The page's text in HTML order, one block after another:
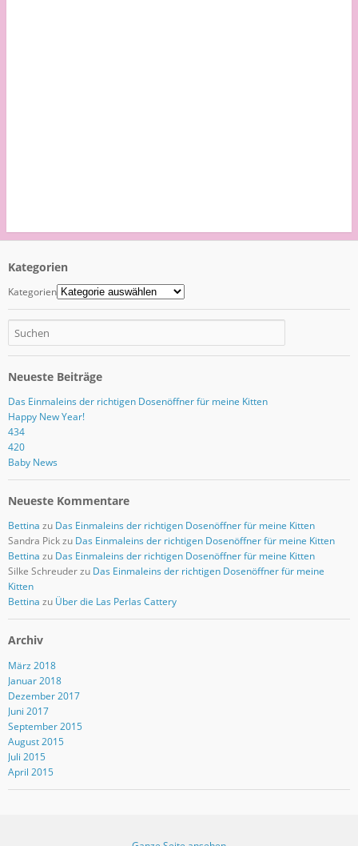
Kategorien
Kategorien
Neueste Beiträge
Das Einmaleins der richtigen Dosenöffner für meine Kitten
Happy New Year!
434
420
Baby News
Neueste Kommentare
Bettina zu Das Einmaleins der richtigen Dosenöffner für meine Kitten
Sandra Pickzu Das Einmaleins der richtigen Dosenöffner für meine Kitten
Bettina zu Das Einmaleins der richtigen Dosenöffner für meine Kitten
Silke Schreuderzu Das Einmaleins der richtigen Dosenöffner für meine
Kitten
Bettina zu Über die Las Perlas Cattery
Archiv
März 2018
Januar 2018
Dezember 2017
Juni 2017
September 2015
August 2015
Juli 2015
April 2015